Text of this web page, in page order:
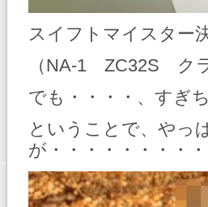
スイフトマイスタ
（NA-1 ZC32S ク
でも・・・・、すぎ
ということで、やっ
が・・・・・・・・・